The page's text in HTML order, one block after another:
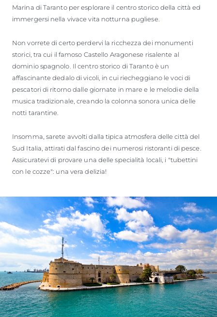
Marina di Taranto per esplorare il centro storico della città ed
immergersi nella vivace vita notturna pugliese.
Non vorrete di certo perdervi la ricchezza dei monumenti
storici, tra cui il famoso Castello Aragonese risalente al
dominio spagnolo. Il centro storico di Taranto è un
affascinante dedalo di vicoli, in cui riecheggiano le voci di
pescatori di ritorno dalle giornate in mare e le melodie della
musica tradizionale, creando la colonna sonora unica delle
notti tarantine.
Insomma, sarete avvolti dalla tipica atmosfera delle città del
Sud Italia, attirati dal fascino dei numerosi ristoranti di pesce.
Assicuratevi di provare una delle specialità locali, i "tubettini
con le cozze": una vera delizia!